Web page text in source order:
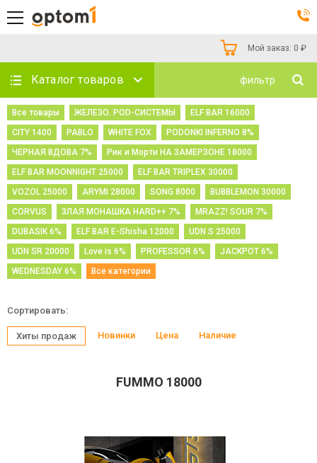
Мой заказ: 0 ₽
Каталог товаров фильтр
Все товары ЖЕЛЕЗО. POD-СИСТЕМЫ
ELF BAR 16000
CITY 1400
PABLO WHITE FOX
PODONKI INFERNO 8%
ЧЕРНАЯ ВДОВА 7%
Рик и Морти НА ЗАМЕРЗОНЕ 18000
ELF BAR MOONNIGHT 25000
ELF BAR TRIPLEX 30000
VOZOL 25000
ARYMI 28000 SONG 8000
BUBBLEMON 30000
CORVUS
ЗЛАЯ МОНАШКА HARD++ 7%
MRAZZ! SOUR 7%
DUBASIK 6%
ELF BAR E-Shisha 12000
UDN S 25000
UDN SR 20000
Love is 6% PROFESSOR 6%
JACKPOT 6%
WEDNESDAY 6%
Все категории
Сортировать:
Хиты продаж Новинки Цена Наличие
FUMMO 18000